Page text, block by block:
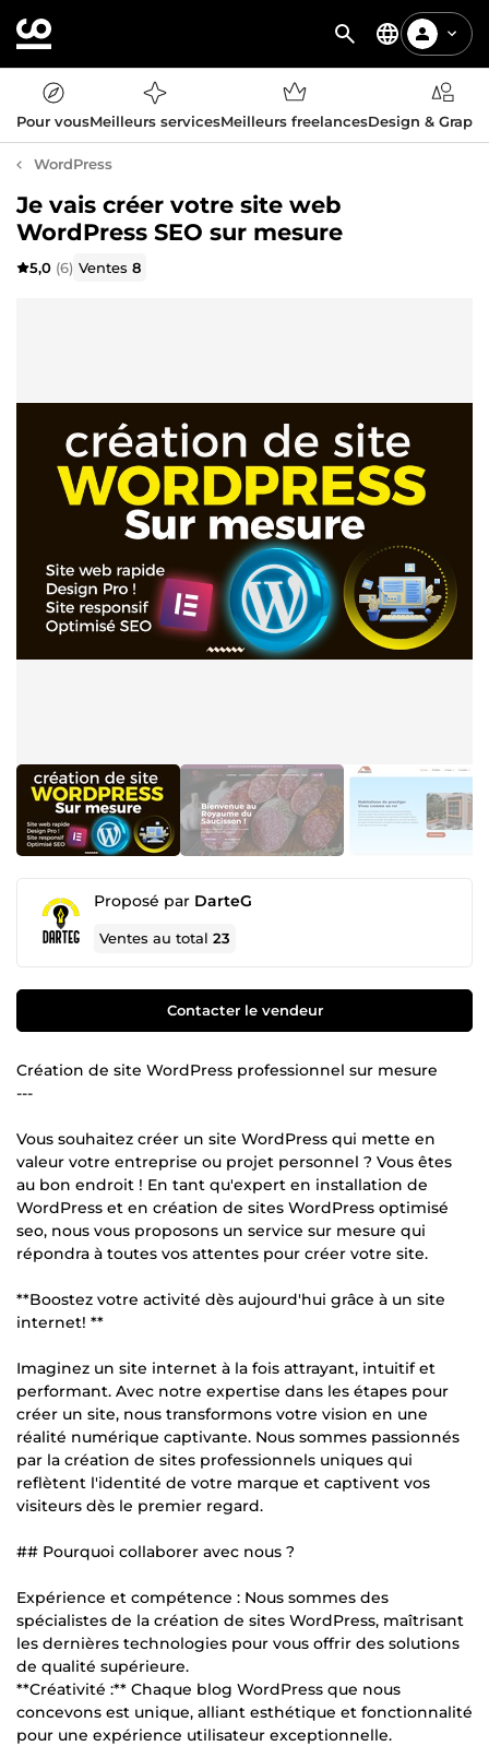
Pour vousMeilleurs servicesMeilleurs freelancesDesign &
WordPress
Je vais créer votre site web
WordPress SEO sur mesure
5,0 (6) Ventes8
Proposé par DarteG
Ventes au total23
Contacter le vendeur
Création de site WordPress professionnel sur mesure
---
Vous souhaitez créer un site WordPress qui mette en
valeur votre entreprise ou projet personnel ? Vous êtes
au bon endroit ! En tant qu'expert en installation de
WordPress et en création de sites WordPress optimisé
seo, nous vous proposons un service sur mesure qui
répondra à toutes vos attentes pour créer votre site.
**Boostez votre activité dès aujourd'hui grâce à un site
internet! **
Imaginez un site internet à la fois attrayant, intuitif et
performant. Avec notre expertise dans les étapes pour
créer un site, nous transformons votre vision en une
réalité numérique captivante. Nous sommes passionnés
par la création de sites professionnels uniques qui
reflètent l'identité de votre marque et captivent vos
visiteurs dès le premier regard.
## Pourquoi collaborer avec nous ?
Expérience et compétence : Nous sommes des
spécialistes de la création de sites WordPress, maîtrisant
les dernières technologies pour vous offrir des solutions
de qualité supérieure.
**Créativité :** Chaque blog WordPress que nous
concevons est unique, alliant esthétique et fonctionnalité
pour une expérience utilisateur exceptionnelle.